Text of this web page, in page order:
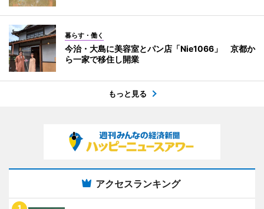
暮らす・働く
今治・大島に美容室とパン店「Nie1066」 京都か
ら一家で移住し開業
もっと見る
アクセスランキング